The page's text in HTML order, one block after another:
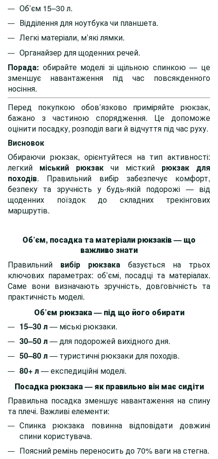
Об’єм 15–30 л.
Відділення для ноутбука чи планшета.
Легкі матеріали, м’які лямки.
Органайзер для щоденних речей.
Порада: обирайте моделі зі щільною спинкою — це
зменшує навантаження під час повсякденного
носіння.
Перед покупкою обов’язково приміряйте рюкзак,
бажано з частиною спорядження. Це допоможе
оцінити посадку, розподіл ваги й відчуття під час руху.
Висновок
Обираючи рюкзак, орієнтуйтеся на тип активності:
легкий міський рюкзак чи місткий рюкзак для
походів. Правильний вибір забезпечує комфорт,
безпеку та зручність у будь-якій подорожі — від
щоденних поїздок до складних трекінгових
маршрутів.
Об’єм, посадка та матеріали рюкзаків — що
важливо знати
Правильний вибір рюкзака базується на трьох
ключових параметрах: об’ємі, посадці та матеріалах.
Саме вони визначають зручність, довговічність та
практичність моделі.
Об’єм рюкзака — під що його обирати
15–30 л— міські рюкзаки.
30–50 л— для подорожей вихідного дня.
50–80 л— туристичні рюкзаки для походів.
80+ л— експедиційні моделі.
Посадка рюкзака — як правильно він має сидіти
Правильна посадка зменшує навантаження на спину
та плечі. Важливі елементи:
Спинка рюкзака повинна відповідати довжині
спини користувача.
Поясний ремінь переносить до 70% ваги на стегна.